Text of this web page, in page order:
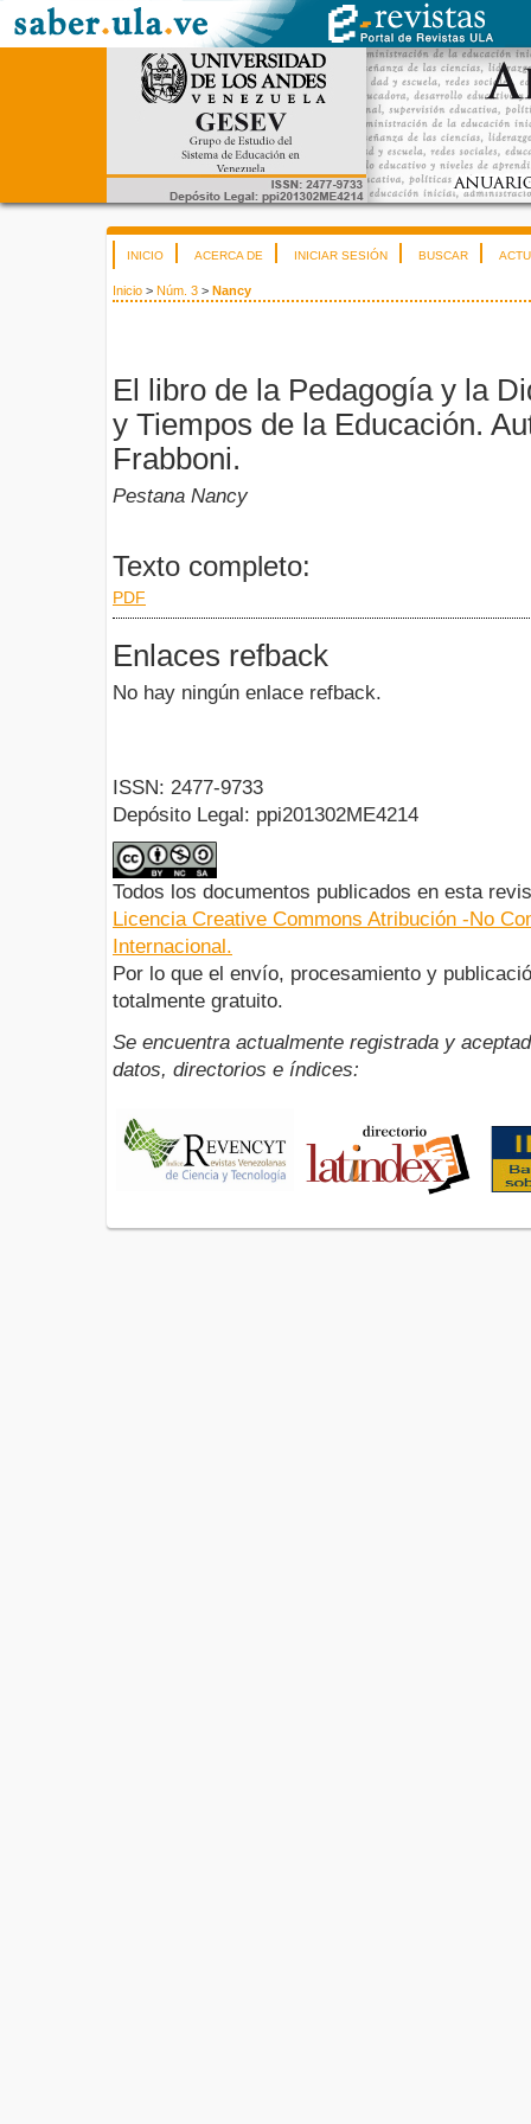
INICIO ACERCA DE INICIAR SESIÓN BUSCAR
Inicio > Núm. 3 > Nancy
El libro de la Pedagogía y la
y Tiempos de la Educación.
Frabboni.
Pestana Nancy
Texto completo:
PDF
Enlaces refback
No hay ningún enlace refback.
ISSN: 2477-9733
Depósito Legal: ppi201302ME4214
Todos los documentos publicados en esta
Licencia Creative Commons Atribución -No
Internacional.
Por lo que el envío, procesamiento y
totalmente gratuito.
Se encuentra actualmente registrada y
datos, directorios e índices: